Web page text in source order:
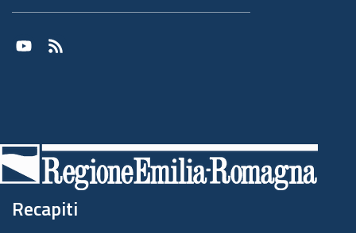
Youtube
RSS
Recapiti